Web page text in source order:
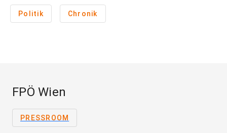
Politik Chronik
FPÖ Wien
PRESSROOM